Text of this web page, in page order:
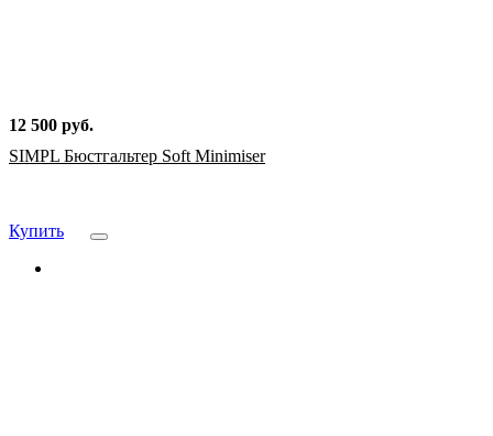
12 500 руб.
SIMPL Бюстгальтер Soft Minimiser
Купить